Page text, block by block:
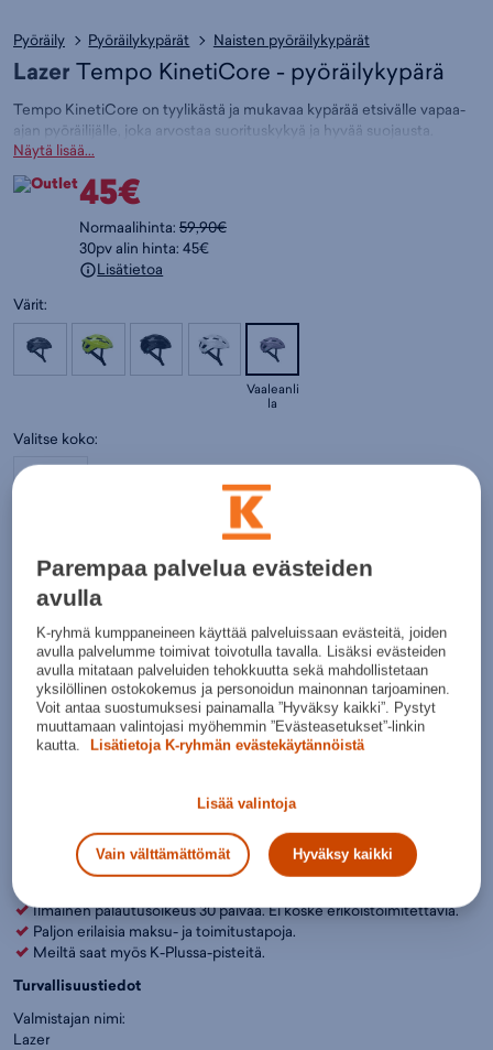
Pyöräily Pyöräilykypärät Naisten pyöräilykypärät
Lazer Tempo KinetiCore - pyöräilykypärä
Tempo KinetiCore on tyylikästä ja mukavaa kypärää etsivälle vapaa-
ajan pyöräilijälle, joka arvostaa suorituskykyä ja hyvää suojausta.
Paino: 260g
KinetiCoreon tulos vuosikymmenen tutkimus- ja kehitystyöstä.
KinetiCore hyödyntää kokoonpainumisvyöhykkeitä muodostavia
EPS-vaahtoelementtejä, jotka absorboivat iskuenergiaa ja suojaavat
pään aluetta sekä suorilta iskuilta että rotaatioiskuilta.
.
Tuotteeseen liittyvät listaukset: Pyöräily - Naisten pyöräilykypärät
Pyöräily - Miesten pyöräilykypärät
Pyöräily - Pyöräilykypärät
Lazer
Näytä lisää...
45€
Normaalihinta: 59,90€
30pv alin hinta: 45€
Lisätietoa
Värit:
Vaaleanli
la
Valitse koko:
54 - 61
Valintaopas minkä kokoinen pyöräilykypärä lapselle kannattaa
Tarkista saatavuus ja nouda myymälästä
Verkkokauppa: SaatavillaMyymälät: Saatavilla
Ole hyvä ja valitse koko, jotta voimme näyttää tuotteen
myymäläsaatavuuden.
Voit ostaa tämän poistotuotteen myymälästä verkon
voi varata eikä niillä ole vaihto- ja palautusoikeutta.
Ilmainen palautusoikeus 30 päivää. Ei koske erikoistoimitettavia.
Paljon erilaisia maksu- ja toimitustapoja.
Meiltä saat myös K-Plussa-pisteitä.
Turvallisuustiedot
Valmistajan nimi:
Lazer
Parempaa palvelua evästeiden
avulla
K-ryhmä kumppaneineen käyttää palveluissaan evästeitä, joiden
avulla palvelumme toimivat toivotulla tavalla. Lisäksi evästeiden
avulla mitataan palveluiden tehokkuutta sekä mahdollistetaan
yksilöllinen ostokokemus ja personoidun mainonnan tarjoaminen.
Voit antaa suostumuksesi painamalla ”Hyväksy kaikki”. Pystyt
muuttamaan valintojasi myöhemmin ”Evästeasetukset”-linkin
kautta.
Lisätietoja K-ryhmän evästekäytännöistä
Lisää valintoja
Vain välttämättömät Hyväksy kaikki